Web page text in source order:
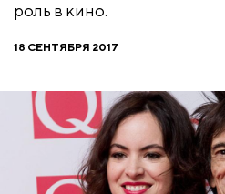
роль в кино.
18 СЕНТЯБРЯ 2017